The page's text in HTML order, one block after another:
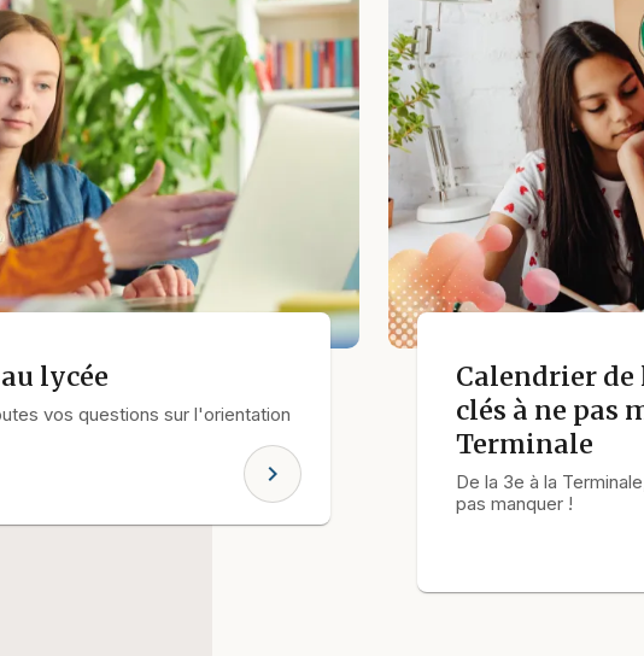
lycée
vos questions sur l'orientation
chevron_right
Calendrier de
clés à ne pas
Terminale
De la 3e à la
pas manquer !